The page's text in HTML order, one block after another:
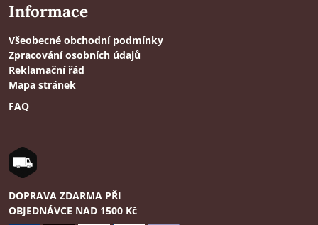
Informace
Všeobecné obchodní podmínky
Zpracování osobních údajů
Reklamační řád
Mapa stránek
FAQ
DOPRAVA ZDARMA PŘI
OBJEDNÁVCE NAD 1500 Kč